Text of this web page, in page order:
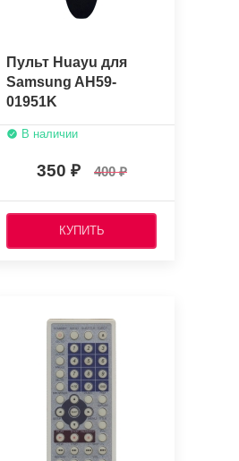
Пульт Huayu для
Samsung AH59-
01951K
В наличии
350 400
КУПИТЬ